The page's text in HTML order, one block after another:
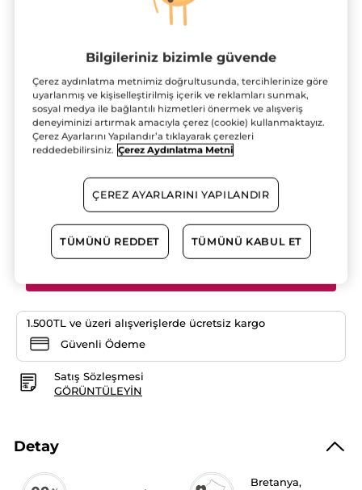
Monoi Nemlendirici Besleyici El
Vegan
30 ml
4.8
★★★★★
★★★★★
4.8/5
yıldız.
Bu
ürün
yorumları
okuyun:
Monoi
Nemlendirici
Kremi-
Monoi
de
(124)YORUM EKLE
2 ADET VE ÜZERI %50 INDIRIM!
Adet
1.500TL ve üzeri alışverişlerde ücretsiz kargo
Güvenli Ödeme
Satış Sözleşmesi
GÖRÜNTÜLEYIN
Detay
Bretanya,
Bilgileriniz bizimle güvende
Çerez aydınlatma metnimiz doğrultusunda, tercihlerinize göre
uyarlanmış ve kişiselleştirilmiş içerik ve reklamları sunmak,
sosyal medya ile bağlantılı hizmetleri önermek ve alışveriş
deneyiminizi artırmak amacıyla çerez (cookie) kullanmaktayız.
Çerez Ayarlarını Yapılandır’a tıklayarak çerezleri
reddedebilirsiniz. Çerez Aydınlatma Metni
ÇEREZ AYARLARINI YAPILANDIR
TÜMÜNÜ REDDET TÜMÜNÜ KABUL ET